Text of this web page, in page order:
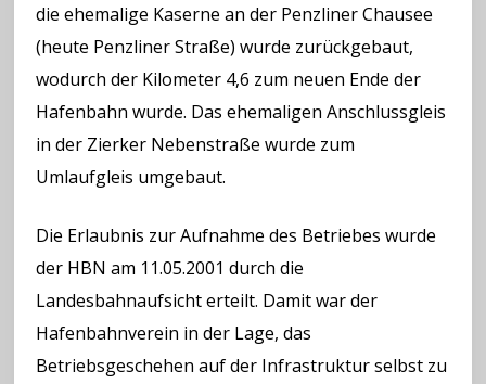
die ehemalige Kaserne an der Penzliner Chausee
(heute Penzliner Straße) wurde zurückgebaut,
wodurch der Kilometer 4,6 zum neuen Ende der
Hafenbahn wurde. Das ehemaligen Anschlussgleis
in der Zierker Nebenstraße wurde zum
Umlaufgleis umgebaut.
Die Erlaubnis zur Aufnahme des Betriebes wurde
der HBN am 11.05.2001 durch die
Landesbahnaufsicht erteilt. Damit war der
Hafenbahnverein in der Lage, das
Betriebsgeschehen auf der Infrastruktur selbst zu